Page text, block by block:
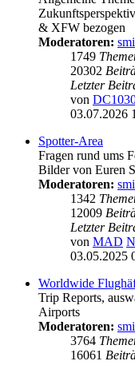
& XFW bezogen
Moderatoren:
1749
20302
Letzter
von
03.07.2026
Spotter-Area
Fragen rund ums
Bilder von Euren
Moderatoren:
1342
12009
Letzter
von MAD
03.05.2025
Worldwide
Trip Reports,
Airports
Moderatoren:
3764
16061